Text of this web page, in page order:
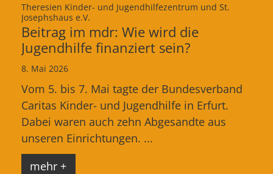
Theresien Kinder- und Jugendhilfezentrum und St.
Josephshaus e.V.
Beitrag im mdr: Wie wird die
Jugendhilfe finanziert sein?
8. Mai 2026
Vom 5. bis 7. Mai tagte der Bundesverband
Caritas Kinder- und Jugendhilfe in Erfurt.
Dabei waren auch zehn Abgesandte aus
unseren Einrichtungen. ...
mehr +